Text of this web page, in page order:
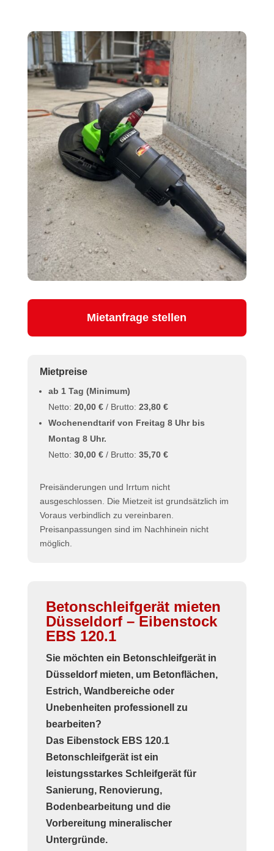
Mietanfrage stellen
Mietpreise
ab 1 Tag (Minimum)
Netto: 20,00 €/ Brutto: 23,80 €
Wochenendtarif von Freitag 8 Uhr bis
Montag 8 Uhr.
Netto: 30,00 €/ Brutto: 35,70 €
Preisänderungen und Irrtum nicht
ausgeschlossen. Die Mietzeit ist grundsätzlich im
Voraus verbindlich zu vereinbaren.
Preisanpassungen sind im Nachhinein nicht
möglich.
Betonschleifgerät mieten
Düsseldorf – Eibenstock
EBS 120.1
Sie möchten ein Betonschleifgerät in
Düsseldorf mieten, um Betonflächen,
Estrich, Wandbereiche oder
Unebenheiten professionell zu
bearbeiten?
Das Eibenstock EBS 120.1
Betonschleifgerätist ein
leistungsstarkes Schleifgerät für
Sanierung, Renovierung,
Bodenbearbeitung und die
Vorbereitung mineralischer
Untergründe.